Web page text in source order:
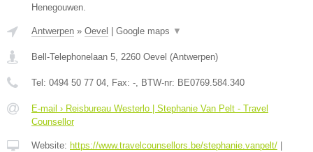
Henegouwen.
Antwerpen » Oevel Google maps ▼
Bell-Telephonelaan 5, 2260 Oevel (Antwerpen)
Tel: 0494 50 77 04, Fax: -, BTW-nr: BE0769.584.340
E-mail › Reisbureau Westerlo | Stephanie Van Pelt - Travel
Counsellor
Website: https://www.travelcounsellors.be/stephanie.vanpelt/